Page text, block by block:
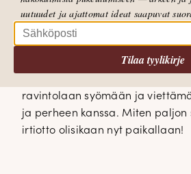
korkkareita ja juhlavaa
laittaa hiukset nätisti, meikata
ainaista pikameikkiä aamuisin)
pukeutua. Minulla on varpaat ja
ravintolaan syömään ja
ja perheen kanssa. Miten paljon
irtiotto olisikaan nyt paikallaan!
uutuudet ja ajattomat ideat saapuvat
Tilaa tyylikirje